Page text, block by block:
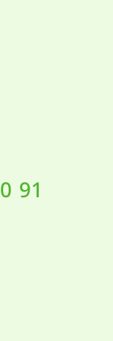
91 123-456-7890